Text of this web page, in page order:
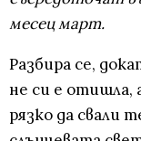
месец март.
Разбира се,
не си е отишла,
рязко да свали